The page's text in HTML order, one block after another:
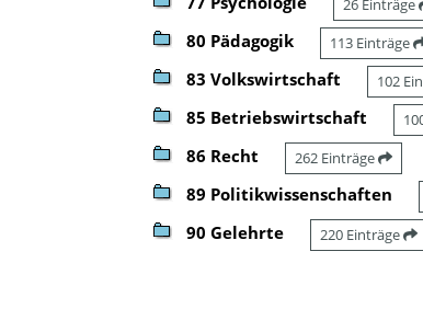
26 Einträge
80 Pädagogik 113 Einträge
83 Volkswirtschaft 102
85 Betriebswirtschaft
86 Recht 262 Einträge
89 Politikwissenschaften
90 Gelehrte 220 Einträge